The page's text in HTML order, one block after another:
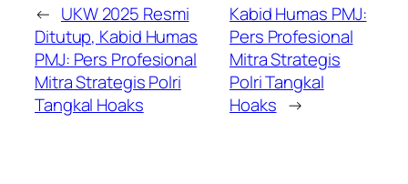
← UKW 2025 Resmi
Ditutup, Kabid Humas
PMJ: Pers Profesional
Mitra Strategis Polri
Tangkal Hoaks
Kabid Humas PMJ:
Pers Profesional
Mitra Strategis
Polri Tangkal
Hoaks →